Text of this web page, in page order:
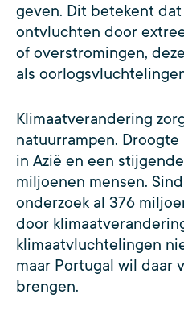
geven. Dit betekent
ontvluchten door
of overstromingen,
als
Klimaatverandering
natuurrampen.
in Azië en een
miljoenen mensen.
onderzoek al 376
door
klimaatvluchtelingen
maar Portugal wil daar
brengen.